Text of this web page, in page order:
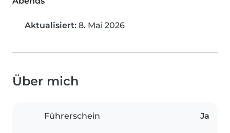
Aktualisiert: 8. Mai 2026
Über mich
Führerschein Ja